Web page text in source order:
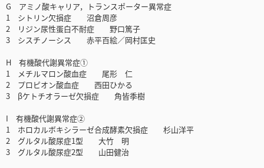
G アミノ酸キャリア，トランスポーター異常症
1 シトリン欠損症 沼倉周彦
2 リジン尿性蛋白不耐症 野口篤子
3 シスチノーシス 赤平百絵／岡村匡史
H 有機酸代謝異常症①
1 メチルマロン酸血症 尾形 仁
2 プロピオン酸血症 西田ひかる
3 βケトチオラーゼ欠損症 角皆季樹
I 有機酸代謝異常症②
1 ホロカルボキシラーゼ合成酵素欠損症 杉山洋平
2 グルタル酸尿症1型 大竹 明
3 グルタル酸尿症2型 山田健治